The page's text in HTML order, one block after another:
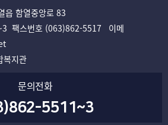
읍 함열중앙로 83
팩스번호 (063)862-5517 이메
지관
문의전화
5511~3